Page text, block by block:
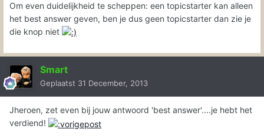
Om even duidelijkheid te scheppen: een topicstarter kan alleen
het best answer geven, ben je dus geen topicstarter dan zie je
die knop niet
Smart
Geplaatst 31 December, 2013
Jheroen, zet even bij jouw antwoord 'best answer'....je hebt het
verdiend!